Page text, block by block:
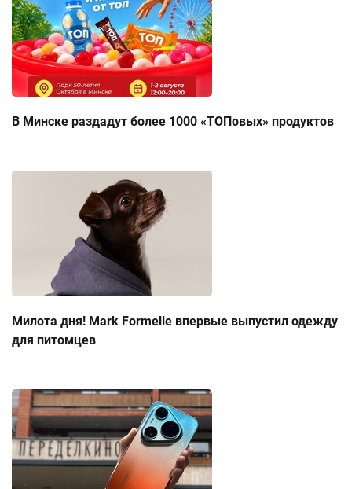
В Минске раздадут более 1000 «ТОПовых» продуктов
Милота дня! Mark Formelle впервые выпустил одежду
для питомцев